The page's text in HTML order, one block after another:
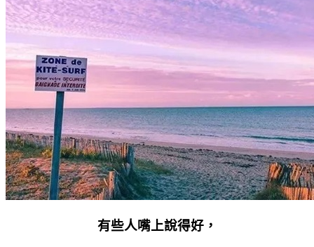
有些人嘴上說得好，